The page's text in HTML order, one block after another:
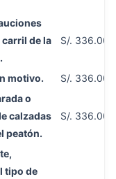
carril de la
S/. 336.00
motivo.
S/. 336.00
o
calzadas
peatón.
S/. 336.00
tipo de